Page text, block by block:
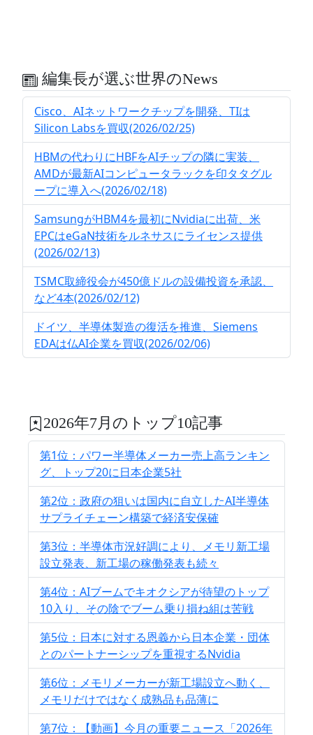
編集長が選ぶ世界のNews
Cisco、AIネットワークチップを開発、TIは
Silicon Labsを買収(2026/02/25)
HBMの代わりにHBFをAIチップの隣に実装、
AMDが最新AIコンピュータラックを印タタグル
ープに導入へ(2026/02/18)
SamsungがHBM4を最初にNvidiaに出荷、米
EPCはeGaN技術をルネサスにライセンス提供
(2026/02/13)
TSMC取締役会が450億ドルの設備投資を承認、
など4本(2026/02/12)
ドイツ、半導体製造の復活を推進、Siemens
EDAは仏AI企業を買収(2026/02/06)
2026年7月のトップ10記事
第1位：パワー半導体メーカー売上高ランキン
グ、トップ20に日本企業5社
第2位：政府の狙いは国内に自立したAI半導体
サプライチェーン構築で経済安保確
第3位：半導体市況好調により、メモリ新工場
設立発表、新工場の稼働発表も続々
第4位：AIブームでキオクシアが待望のトップ
10入り、その陰でブーム乗り損ね組は苦戦
第5位：日本に対する恩義から日本企業・団体
とのパートナーシップを重視するNvidia
第6位：メモリメーカーが新工場設立へ動く、
メモリだけではなく成熟品も品薄に
第7位：【動画】今月の重要ニュース「2026年